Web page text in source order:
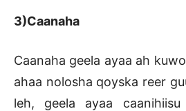
3)Caanaha
Caanaha geela ayaa ah
ahaa nolosha qoyska reer
leh, geela ayaa